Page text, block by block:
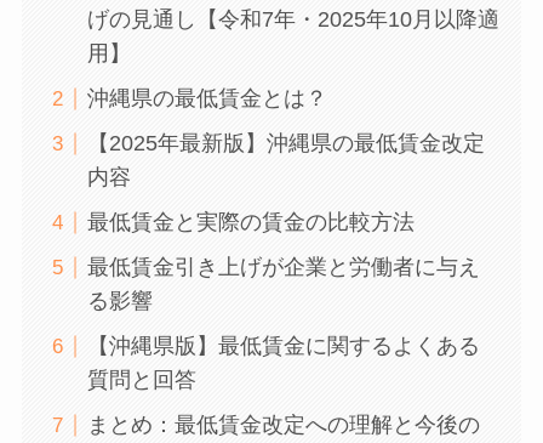
げの見通し【令和7年・2025年10月以降適
用】
沖縄県の最低賃金とは？
【2025年最新版】沖縄県の最低賃金改定
内容
最低賃金と実際の賃金の比較方法
最低賃金引き上げが企業と労働者に与え
る影響
【沖縄県版】最低賃金に関するよくある
質問と回答
まとめ：最低賃金改定への理解と今後の